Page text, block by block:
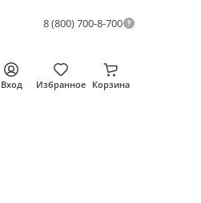
8 (800) 700-8-700
Вход Избранное Корзина